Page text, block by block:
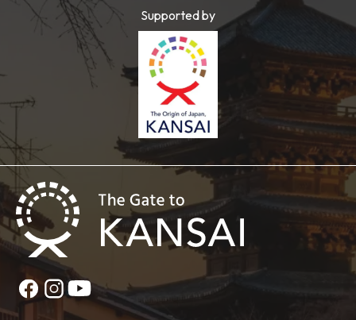
Supported by